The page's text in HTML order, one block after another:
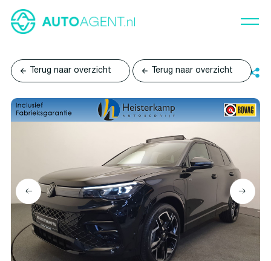
Terug naar overzicht Terug naar overzicht